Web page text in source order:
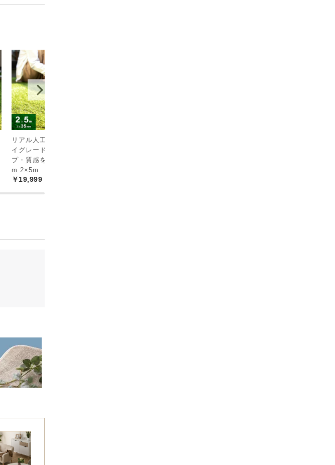
リアル人工芝 超高密度ハ
イグレード 高耐久タイ
プ・質感を追求 芝丈35m
m 2×5m
￥19,999